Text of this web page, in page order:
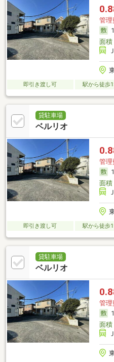
管理
面積
即引き渡し可 駅から徒歩
貸駐車場
ベルリオ
管理
面積
即引き渡し可 駅から徒歩
貸駐車場
ベルリオ
管理
面積